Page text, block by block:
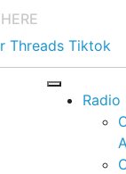
Threads Tiktok
Radio